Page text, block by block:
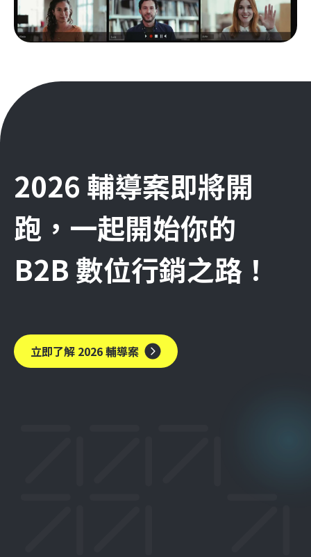
2026 輔導案即將開
跑，一起開始你的
B2B 數位行銷之路！
立即了解 2026 輔導案